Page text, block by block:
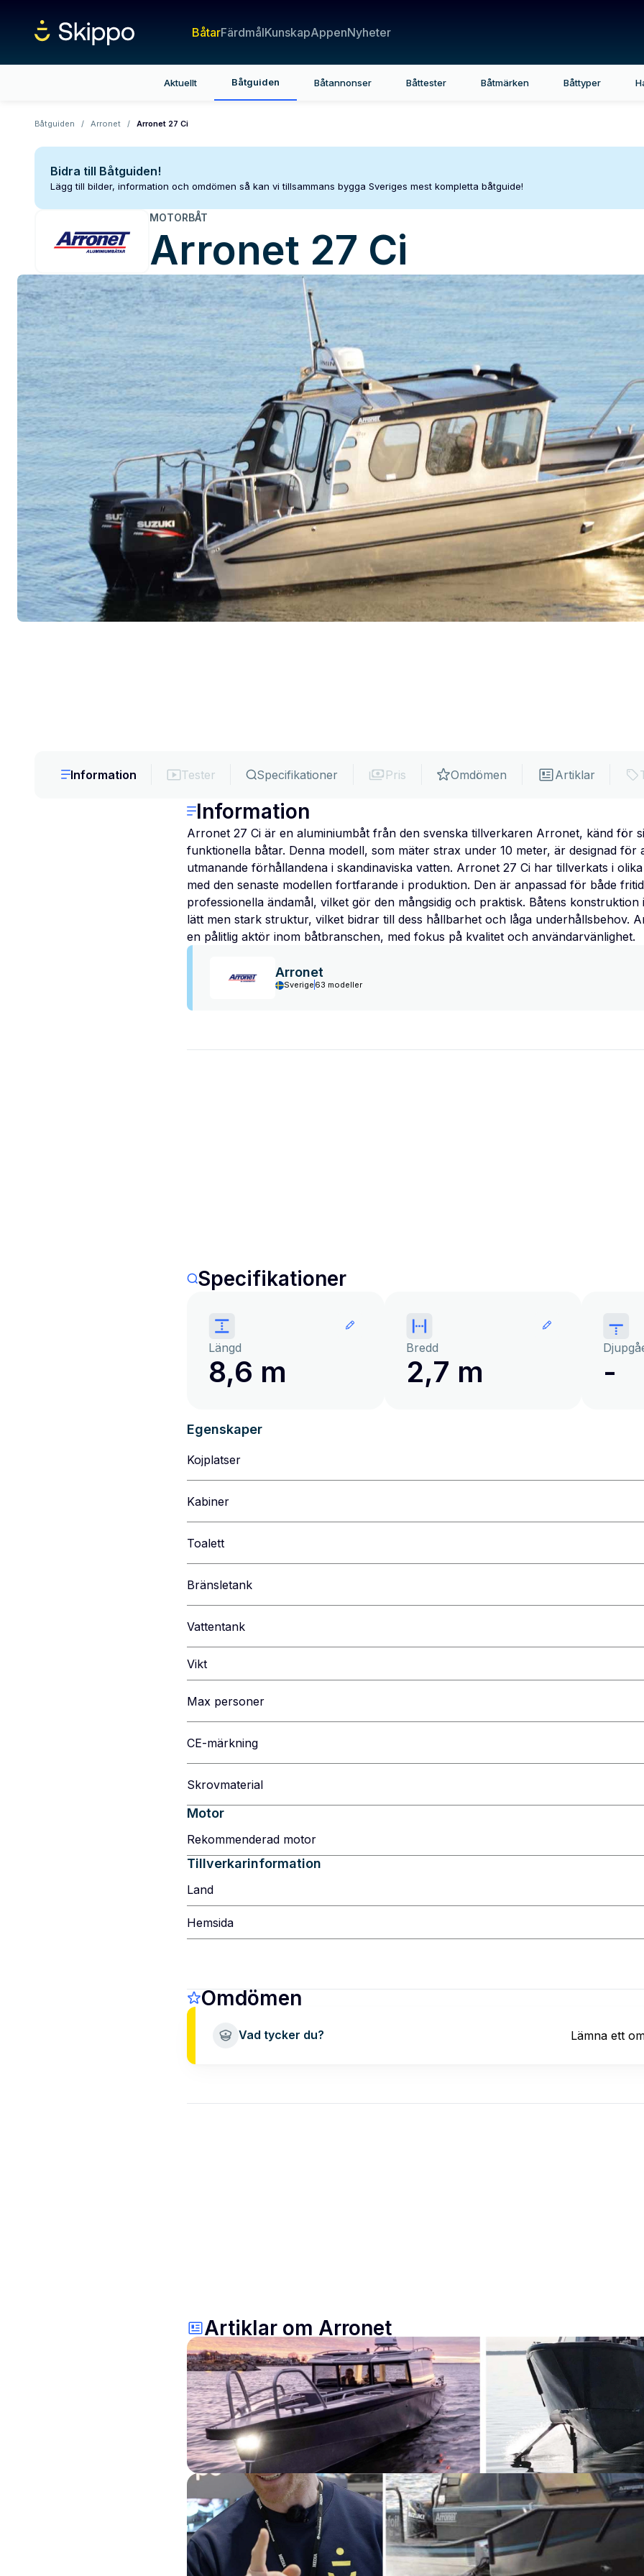
BåtarFärdmålKunskapAppenNyheter
Aktuellt Båtguiden Båtannonser Båttester Båtmärken Båttyper
Båtguiden / Arronet / Arronet 27 Ci
Bidra till Båtguiden!
Lägg till bilder, information och omdömen så kan vi tillsammans bygga Sveriges mest kompletta båtguide!
MOTORBÅT
Arronet 27 Ci
Information Tester Specifikationer Pris Omdömen Artiklar
Information
Arronet 27 Ci är en aluminiumbåt från den svenska tillverkaren Arronet, känd för
funktionella båtar. Denna modell, som mäter strax under 10 meter, är designad för
utmanande förhållandena i skandinaviska vatten. Arronet 27 Ci har tillverkats i
med den senaste modellen fortfarande i produktion. Den är anpassad för både
professionella ändamål, vilket gör den mångsidig och praktisk. Båtens konstruktion
lätt men stark struktur, vilket bidrar till dess hållbarhet och låga underhållsbehov.
en pålitlig aktör inom båtbranschen, med fokus på kvalitet och användarvänlighet.
Arronet
Sverige 63 modeller
Specifikationer
Längd
8,6 m
Bredd
2,7 m -
Egenskaper
Kojplatser
Kabiner
Toalett
Bränsletank
Vattentank
Vikt
Max personer
CE-märkning
Skrovmaterial
Motor
Rekommenderad motor
Tillverkarinformation
Land
Hemsida
Omdömen
Vad tycker du? Lämna ett
Artiklar om Arronet